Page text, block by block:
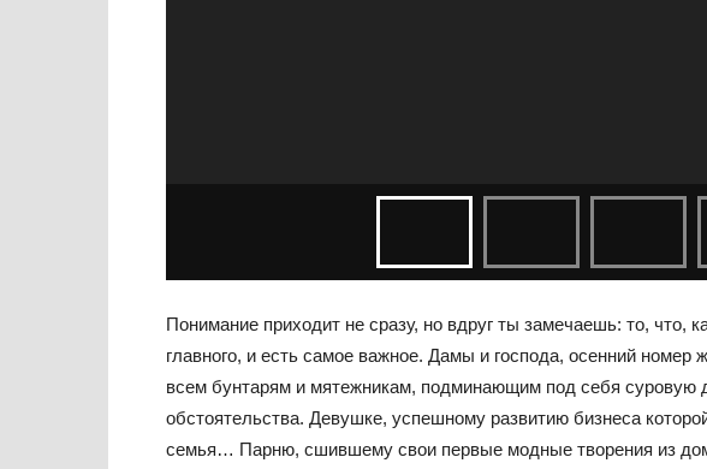
Понимание приходит не сразу, но вдруг ты замечаешь: то, что,
главного, и есть самое важное. Дамы и господа, осенний номер
всем бунтарям и мятежникам, подминающим под себя суровую
обстоятельства. Девушке, успешному развитию бизнеса
семья… Парню, сшившему свои первые модные творения из